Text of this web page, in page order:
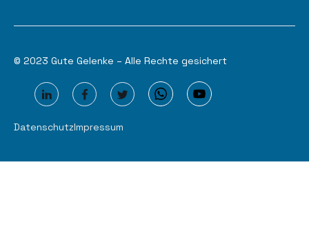
© 2023 Gute Gelenke – Alle Rechte gesichert
DatenschutzImpressum